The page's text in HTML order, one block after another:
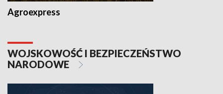
Agroexpress
WOJSKOWOŚĆ I BEZPIECZEŃSTWO
NARODOWE